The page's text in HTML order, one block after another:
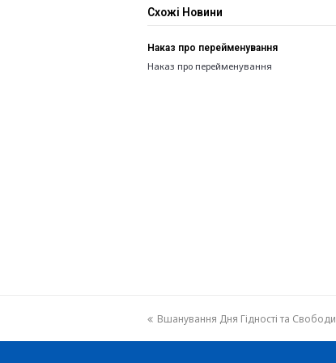
Схожі Новини
Наказ про перейменування
Наказ про перейменування
previous
Вшанування Дня Гідності та Свободи